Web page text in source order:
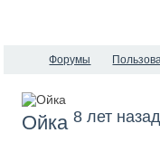
Форумы
Ойка8 лет назад